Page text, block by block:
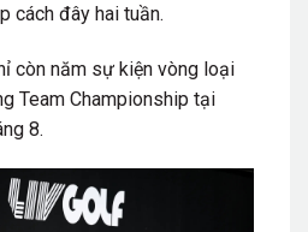
cách đây hai tuần.
còn năm sự kiện vòng loại
Team Championship tại
8.